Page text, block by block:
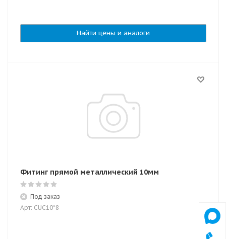
Найти цены и аналоги
Фитинг прямой металлический 10мм
Под заказ
Арт: CUC10*8